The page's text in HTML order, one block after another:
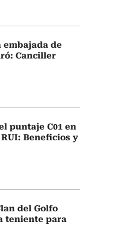
embajada de
Canciller
puntaje C01 en
Beneficios y
del Golfo
teniente para